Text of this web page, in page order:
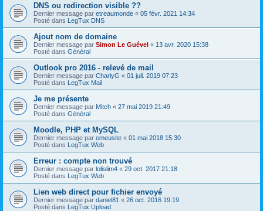
DNS ou redirection visible ??
Dernier message par etreaumonde « 05 févr. 2021 14:34
Posté dans LegTux DNS
Ajout nom de domaine
Dernier message par Simon Le Guével « 13 avr. 2020 15:38
Posté dans Général
Outlook pro 2016 - relevé de mail
Dernier message par CharlyG « 01 juil. 2019 07:23
Posté dans LegTux Mail
Je me présente
Dernier message par Mitch « 27 mai 2019 21:49
Posté dans Général
Moodle, PHP et MySQL
Dernier message par omeusite « 01 mai 2018 15:30
Posté dans LegTux Web
Erreur : compte non trouvé
Dernier message par lolislim4 « 29 oct. 2017 21:18
Posté dans LegTux Web
Lien web direct pour fichier envoyé
Dernier message par daniel81 « 26 oct. 2016 19:19
Posté dans LegTux Upload